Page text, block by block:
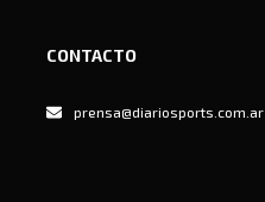
CONTACTO
prensa@diariosports.com.ar